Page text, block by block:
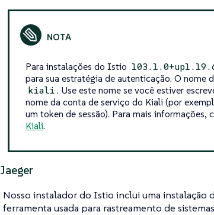
Para instalações do Istio
para sua estratégia de autenticação. O nome
kiali . Use este nome se você estiver
nome da conta de serviço do Kiali (por
um token de sessão). Para mais informações,
Kiali.
Jaeger
Nosso instalador do Istio inclui uma
ferramenta usada para rastreamento de